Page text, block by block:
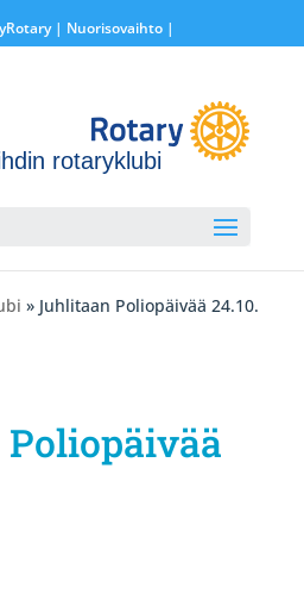
| Nuorisovaihto|
rotaryklubi
» Juhlitaan Poliopäivää 24.10.